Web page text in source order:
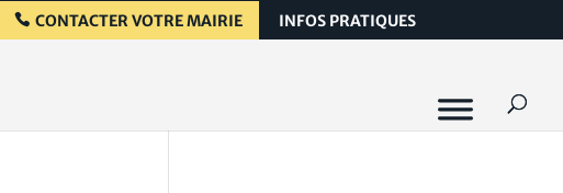
CONTACTER VOTRE MAIRIE INFOS PRATIQUES